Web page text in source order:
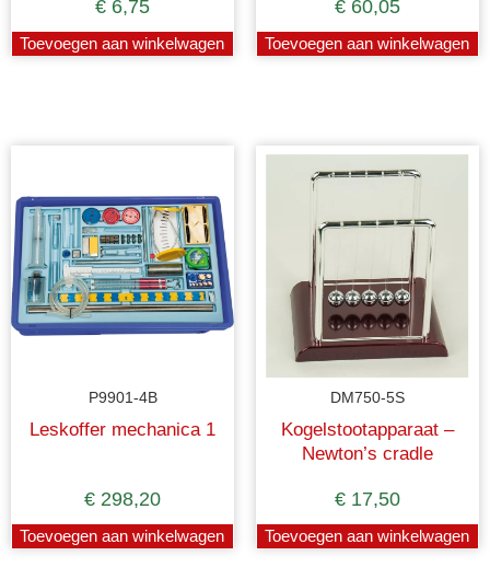
€ 6,75
Toevoegen aan winkelwagen
€ 60,05
Toevoegen aan winkelwagen
P9901-4B
Leskoffer mechanica 1
€ 298,20
Toevoegen aan winkelwagen
DM750-5S
Kogelstootapparaat –
Newton’s cradle
€ 17,50
Toevoegen aan winkelwagen